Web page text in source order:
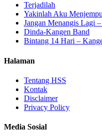
Terjadilah
Yakinlah Aku
Jangan Menangis Lagi
Dinda-Kangen Band
Bintang 14 Hari –
Halaman
Tentang HSS
Kontak
Disclaimer
Privacy Policy
Media Sosial